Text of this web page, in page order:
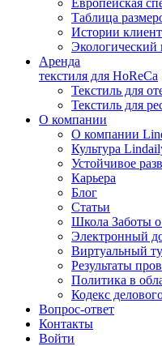
Европейская
Таблица
Истории
Экологический
Аренда
текстиля для HoReCa
Текстиль для
Текстиль для
О компании
О компании
Культура
Устойчивое
Карьера
Блог
Статьи
Школа Заботы о
Электронный
Виртуальный
Результаты
Политика в
Кодекс
Вопрос-ответ
Контакты
Войти